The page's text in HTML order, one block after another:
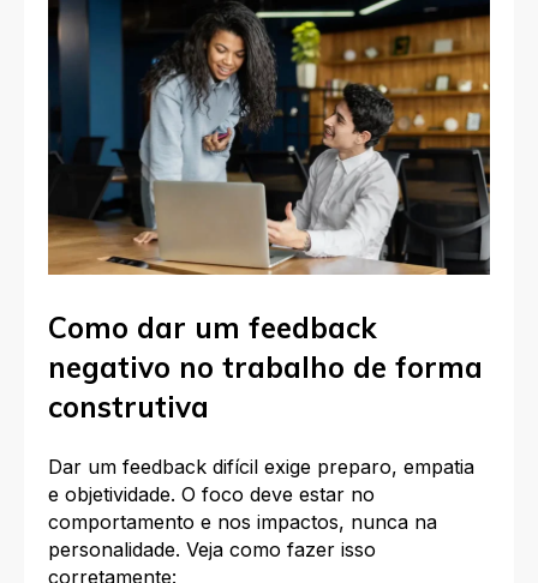
Como dar um feedback
negativo no trabalho de forma
construtiva
Dar um feedback difícil exige preparo, empatia
e objetividade. O foco deve estar no
comportamento e nos impactos, nunca na
personalidade. Veja como fazer isso
corretamente: